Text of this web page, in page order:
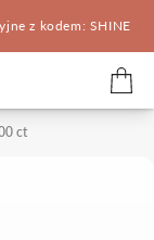
z kodem: SHINE
ct